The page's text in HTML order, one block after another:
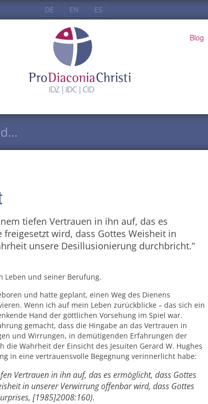
DE EN ES
Blog
tiefen Vertrauen in ihn auf, das es
wird, dass Gottes Weisheit in
unsere Desillusionierung durchbricht.”
Leben und seiner Berufung.
und hatte geplant, einen Weg des Dienens
Wenn ich auf mein Leben zurückblicke – das sich ein
Hand der göttlichen Vorsehung im Spiel war.
gemacht, dass die Hingabe an das Vertrauen in
und Wirrungen, in demütigenden Erfahrungen der
Wahrheit der Einsicht des Jesuiten Gerard W. Hughes
in eine vertrauensvolle Begegnung verinnerlicht habe:
Vertrauen in ihn auf, das es ermöglicht, dass Gottes
in unserer Verwirrung offenbar wird, dass Gottes
[1985]2008:160).